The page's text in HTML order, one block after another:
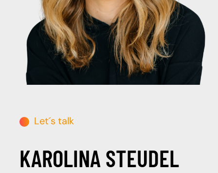
Let´s talk
KAROLINA STEUDEL